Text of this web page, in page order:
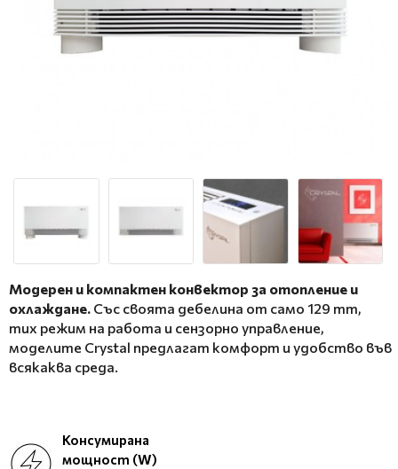
Модерен и компактен конвектор за отопление и
охлаждане. Със своята дебелина от само 129 mm,
тих режим на работа и сензорно управление,
моделите Crystal предлагат комфорт и удобство във
всякаква среда.
Консумирана
мощност (W)